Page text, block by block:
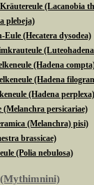
(Lacanobia
plebeja)
Eule (Hecatera dysodea)
(Hadena
(Hadena
(Hadena perplexa)
persicariae)
(Melanchra) pisi)
brassicae)
(Polia nebulosa)